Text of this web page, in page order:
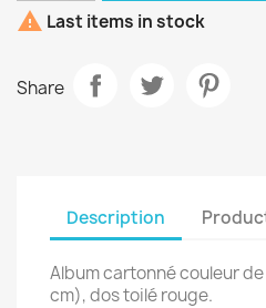
 Last items in stock
Share
Description
Album cartonné couleur
cm), dos toilé rouge.